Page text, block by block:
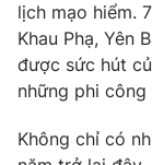
Phim VTV
Hậu trường
Khán giả
Giải trí
Điện ảnh
Âm nhạc
Đời sống
Du lịch
lịch mạo hiểm.
Khau Phạ, Yên
được sức hút
những phi
Không chỉ có